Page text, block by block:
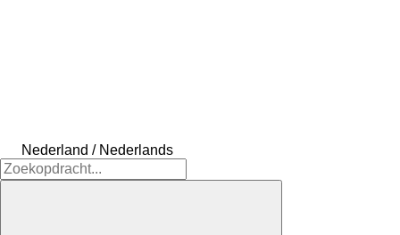
Nederland / Nederlands